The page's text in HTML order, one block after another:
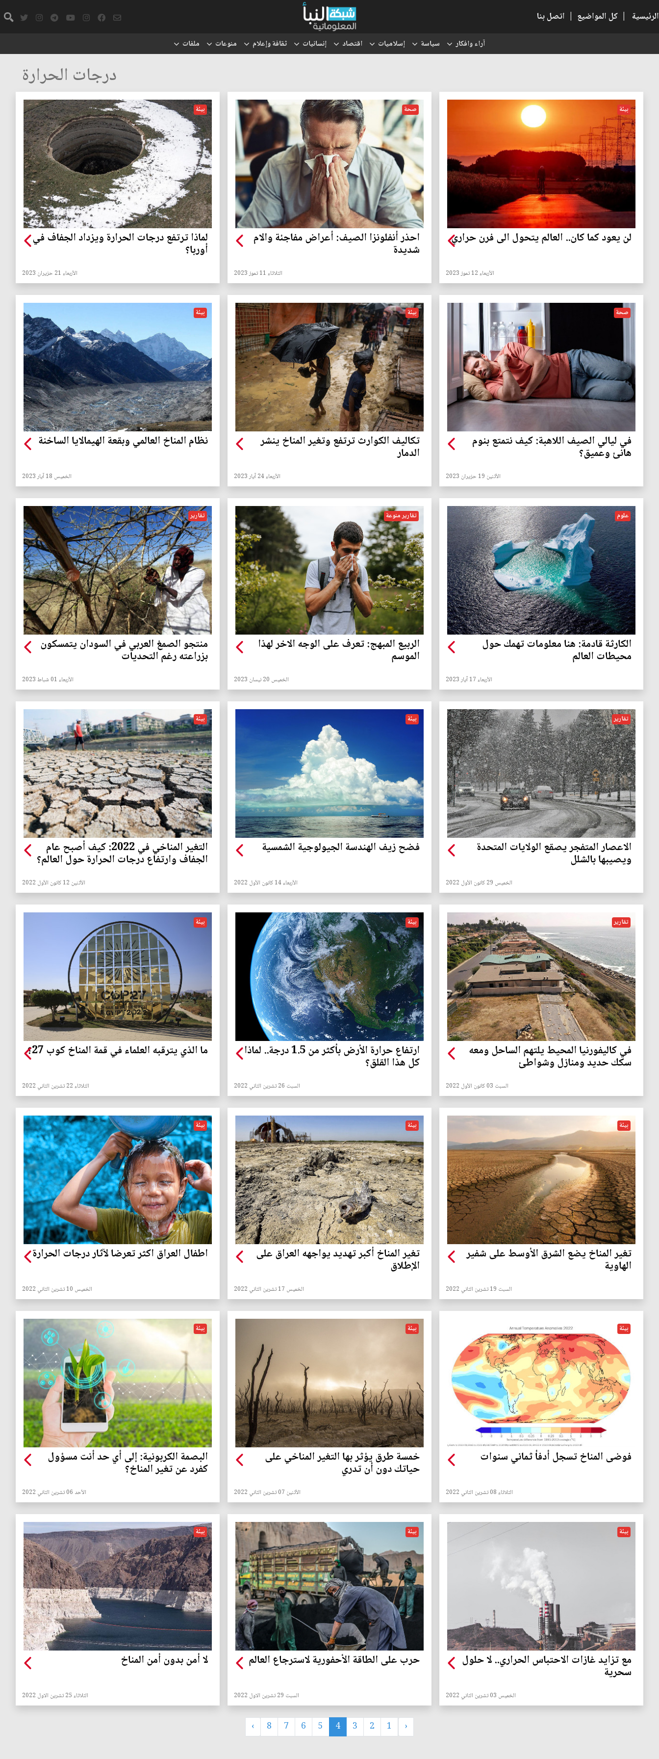
الرئيسية | كل المواضيع | اتصل بنا
آراء وافكار سياسة إسلاميات اقتصاد إنسانيات ثقافة وإعلام منوعات ملفات
درجات الحرارة
بيئة
لن يعود كما كان.. العالم يتحول الى فرن حراري
الأربعاء 12 تموز 2023
صحة
احذر أنفلونزا الصيف: أعراض مفاجئة والام
شديدة
الثلاثاء 11 تموز 2023
بيئة
لماذا ترتفع درجات الحرارة ويزداد الجفاف في
أوربا؟
الأربعاء 21 حزيران 2023
صحة
في ليالي الصيف اللاهبة: كيف نتمتع بنوم
هانئ وعميق؟
الأثنين 19 حزيران 2023
بيئة
تكاليف الكوارث ترتفع وتغير المناخ ينشر
الدمار
الأربعاء 24 آيار 2023
بيئة
نظام المناخ العالمي وبقعة الهيمالايا الساخنة
الخميس 18 آيار 2023
علوم
الكارثة قادمة: هنا معلومات تهمك حول
محيطات العالم
الأربعاء 17 آيار 2023
تقارير منوعة
الربيع المبهج: تعرف على الوجه الاخر لهذا
الموسم
الخميس 20 نيسان 2023
تقارير
منتجو الصمغ العربي في السودان يتمسكون
بزراعته رغم التحديات
الأربعاء 01 شباط 2023
تقارير
الاعصار المتفجر يصقع الولايات المتحدة
ويصيبها بالشلل
الخميس 29 كانون الأول 2022
بيئة
فضح زيف الهندسة الجيولوجية الشمسية
الأربعاء 14 كانون الأول 2022
بيئة
التغير المناخي في 2022: كيف أصبح عام
الجفاف وارتفاع درجات الحرارة حول العالم؟
الأثنين 12 كانون الأول 2022
تقارير
في كاليفورنيا المحيط يلتهم الساحل ومعه
سكك حديد ومنازل وشواطئ
السبت 03 كانون الأول 2022
بيئة
ارتفاع حرارة الأرض بأكثر من 1.5 درجة.. لماذا
كل هذا القلق؟
السبت 26 تشرين الثاني 2022
بيئة
ما الذي يترقبه العلماء في قمة المناخ كوب 27؟
الثلاثاء 22 تشرين الثاني 2022
بيئة
تغير المناخ يضع الشرق الأوسط على شفير
الهاوية
السبت 19 تشرين الثاني 2022
بيئة
تغير المناخ أكبر تهديد يواجهه العراق على
الإطلاق
الخميس 17 تشرين الثاني 2022
بيئة
اطفال العراق اكثر تعرضا لآثار درجات الحرارة
الخميس 10 تشرين الثاني 2022
بيئة
فوضى المناخ تسجل أدفأ ثماني سنوات
الثلاثاء 08 تشرين الثاني 2022
بيئة
خمسة طرق يؤثر بها التغير المناخي على
حياتك دون أن تدري
الأثنين 07 تشرين الثاني 2022
بيئة
البصمة الكربونية: إلى أي حد أنت مسؤول
كفرد عن تغير المناخ؟
الأحد 06 تشرين الثاني 2022
بيئة
مع تزايد غازات الاحتباس الحراري.. لا حلول
سحرية
الخميس 03 تشرين الثاني 2022
بيئة
حرب على الطاقة الأحفورية لاسترجاع العالم
السبت 29 تشرين الاول 2022
بيئة
لا أمن بدون أمن المناخ
الثلاثاء 25 تشرين الاول 2022
‹
1
2
3
4
5
6
7
8
›